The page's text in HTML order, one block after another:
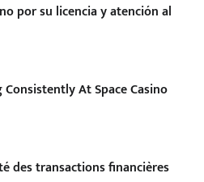
por su licencia y atención al
At Space Casino
des transactions financières